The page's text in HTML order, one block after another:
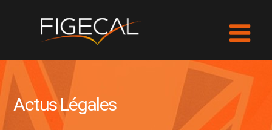
Actus Légales